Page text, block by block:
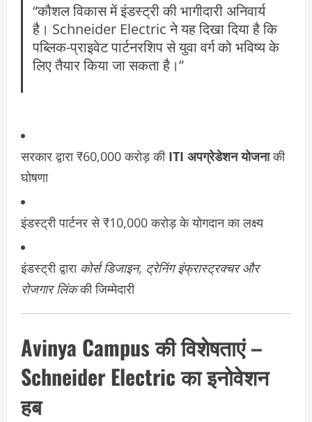
“कौशल विकास में इंडस्ट्री की भागीदारी अनिवार्य
है। Schneider Electric ने यह दिखा दिया है कि
पब्लिक-प्राइवेट पार्टनरशिप से युवा वर्ग को भविष्य के
लिए तैयार किया जा सकता है।”
सरकार द्वारा ₹60,000 करोड़ की ITI अपग्रेडेशन योजनाकी
घोषणा
इंडस्ट्री पार्टनर से ₹10,000 करोड़ के योगदान का लक्ष्य
इंडस्ट्री द्वारा कोर्स डिजाइन, ट्रेनिंग इंफ्रास्ट्रक्चर और
रोजगार लिंककी जिम्मेदारी
Avinya Campus की विशेषताएं –
Schneider Electric का इनोवेशन
हब